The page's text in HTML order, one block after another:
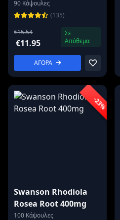
90 Κάψουλες
(135)
€15.54
€11.95
Σε
Απόθεμα
ΑΓΟΡΑ
-23%
Swanson Rhodiola
Rosea Root 400mg
100 Κάψουλες